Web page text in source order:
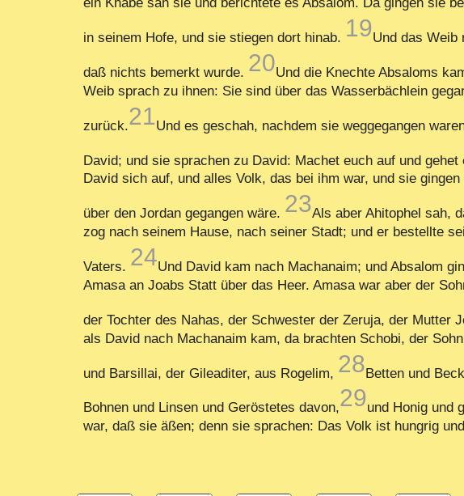
in seinem Hofe, und sie stiegen dort hinab. 19Und das Weib
daß nichts bemerkt wurde. 20Und die Knechte Absaloms
Weib sprach zu ihnen: Sie sind über das Wasserbächlein
zurück.21Und es geschah, nachdem sie weggegangen
David; und sie sprachen zu David: Machet euch auf und
David sich auf, und alles Volk, das bei ihm war, und sie
über den Jordan gegangen wäre. 23Als aber Ahitophel sah,
zog nach seinem Hause, nach seiner Stadt; und er bestellte
Vaters. 24Und David kam nach Machanaim; und Absalom
Amasa an Joabs Statt über das Heer. Amasa war aber der
der Tochter des Nahas, der Schwester der Zeruja, der Mutter
als David nach Machanaim kam, da brachten Schobi, der
und Barsillai, der Gileaditer, aus Rogelim, 28Betten und
Bohnen und Linsen und Geröstetes davon,29und Honig und
war, daß sie äßen; denn sie sprachen: Das Volk ist hungrig